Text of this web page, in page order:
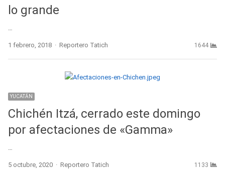
lo grande
1 febrero, 2018 Author
Reportero Tatich 1644
YUCATÁN
Chichén Itzá, cerrado este domingo
por afectaciones de «Gamma»
5 octubre, 2020 Author
Reportero Tatich 1133